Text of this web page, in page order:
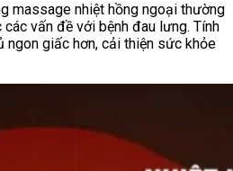
massage nhiệt hồng ngoại thường
vấn đề với bệnh đau lưng. Tính
ngon giấc hơn, cải thiện sức khỏe